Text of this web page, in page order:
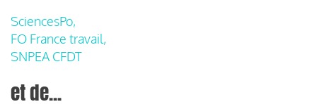
SciencesPo,
FO France travail,
SNPEA CFDT
et de...